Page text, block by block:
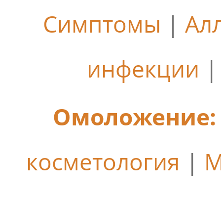
Симптомы |
инфекции
Омоложение:
косметология |